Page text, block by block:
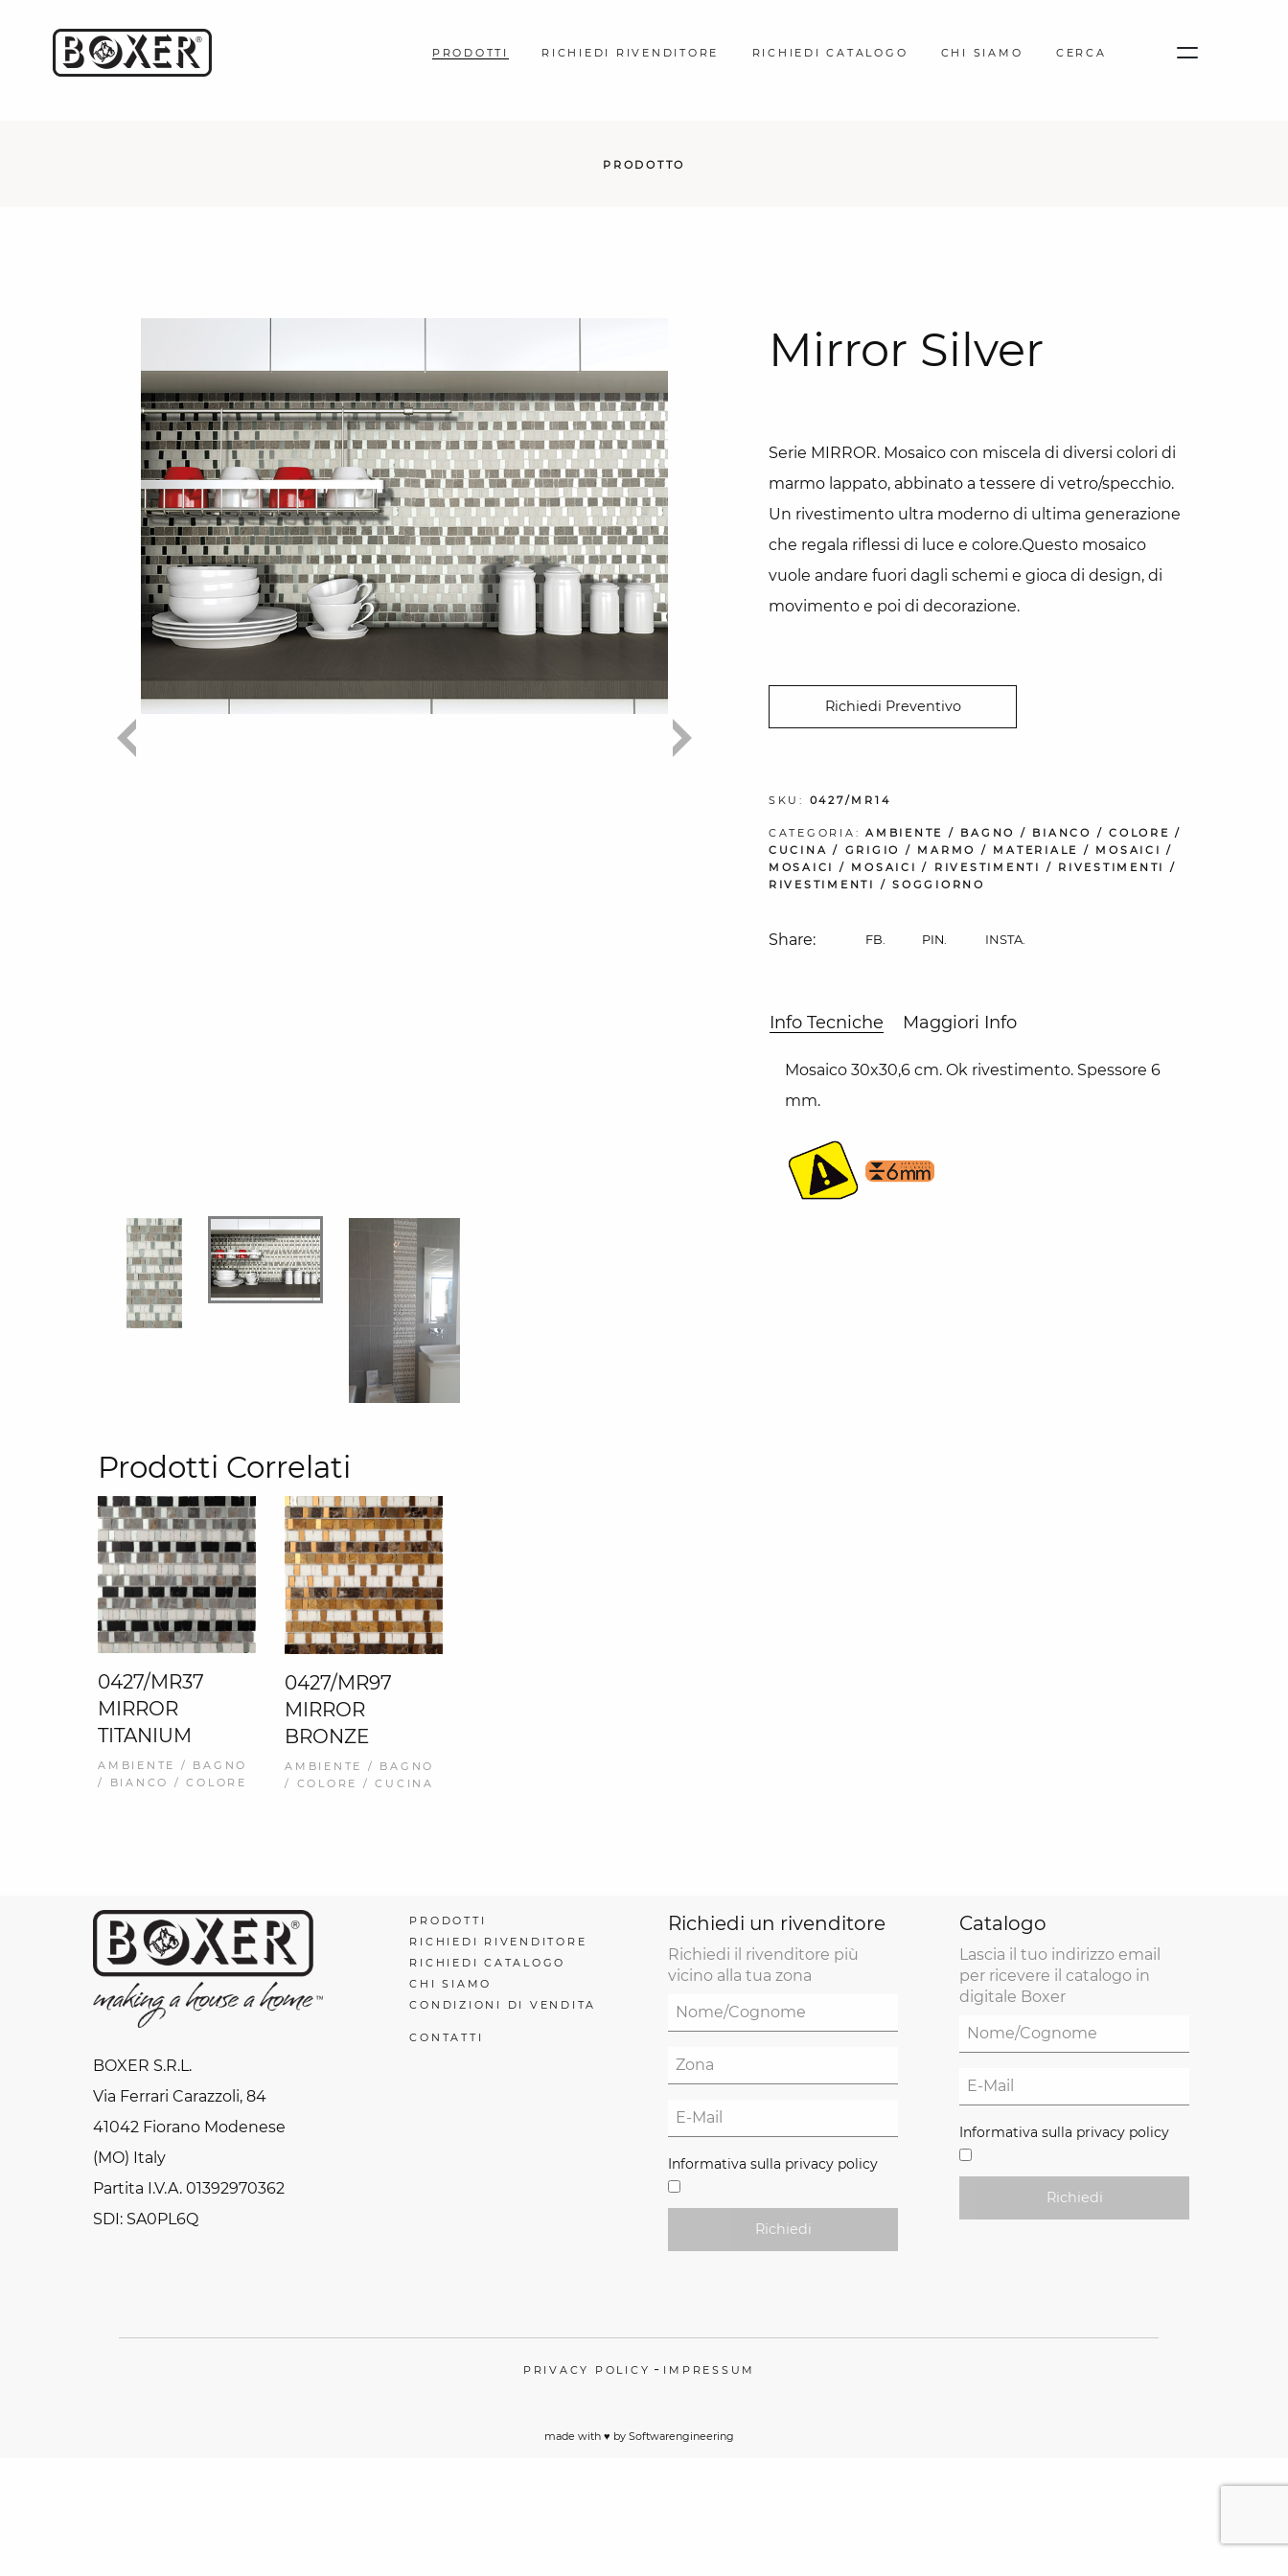
PRODOTTI RICHIEDI RIVENDITORE RICHIEDI CATALOGO CHI SIAMO CERCA
PRODOTTO
Mirror Silver
Serie MIRROR. Mosaico con miscela di diversi colori di
marmo lappato, abbinato a tessere di vetro/specchio.
Un rivestimento ultra moderno di ultima generazione
che regala riflessi di luce e colore.Questo mosaico
vuole andare fuori dagli schemi e gioca di design, di
movimento e poi di decorazione.
Richiedi Preventivo
SKU: 0427/MR14
CATEGORIA:AMBIENTE / BAGNO / BIANCO /COLORE /
CUCINA / GRIGIO / MARMO / MATERIALE / MOSAICI /
MOSAICI
/ MOSAICI / RIVESTIMENTI / RIVESTIMENTI
/
RIVESTIMENTI
/SOGGIORNO
Share: FB. PIN. INSTA.
Info Tecniche Maggiori Info
Mosaico 30x30,6 cm. Ok rivestimento. Spessore 6
mm.
Prodotti Correlati
0427/MR37
MIRROR
TITANIUM
AMBIENTE / BAGNO
/ BIANCO / COLORE
0427/MR97
MIRROR
BRONZE
AMBIENTE / BAGNO
/ COLORE / CUCINA
BOXER S.R.L.
Via Ferrari Carazzoli, 84
41042 Fiorano Modenese
(MO) Italy
Partita I.V.A. 01392970362
SDI: SA0PL6Q
PRODOTTI
RICHIEDI RIVENDITORE
RICHIEDI CATALOGO
CHI SIAMO
CONDIZIONI DI VENDITA
CONTATTI
Richiedi un rivenditore
Richiedi il rivenditore più
vicino alla tua zona
Informativa sulla privacy policy
Richiedi
Catalogo
Lascia il tuo indirizzo email
per ricevere il catalogo in
digitale Boxer
Informativa sulla privacy policy
Richiedi
PRIVACY POLICY - IMPRESSUM
made with ♥️ by Softwarengineering